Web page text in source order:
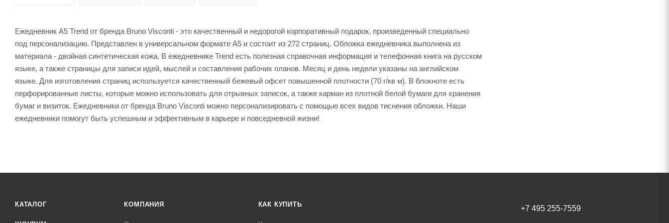
Ежедневник А5 Trend от бренда Bruno Visconti - это качественный и недорогой корпоративный подарок, произведенный специально
под персонализацию. Представлен в универсальном формате А5 и состоит из 272 страниц. Обложка ежедневника выполнена из
материала - двойная синтетическая кожа. В ежедневнике Trend есть полезная справочная информация и телефонная книга на русском
языке, а также страницы для записи идей, мыслей и составления рабочих планов. Месяц и день недели указаны на английском
языке. Для изготовления страниц используется качественный бежевый офсет повышенной плотности (70 г/кв м). В блокноте есть
перфорированные листы, которые можно использовать для отрывных записок, а также карман из плотной белой бумаги для хранения
бумаг и визиток. Ежедневники от бренда Bruno Visconti можно персонализировать с помощью всех видов тиснения обложки. Наши
ежедневники помогут быть успешным и эффективным в карьере и повседневной жизни!
КАТАЛОГ КОМПАНИЯ КАК КУПИТЬ +7 495 255-7559